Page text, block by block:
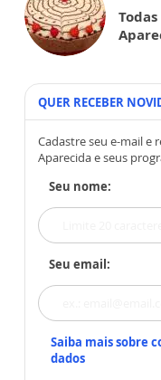
QUER RECEBER
Cadastre seu e-mail e
Aparecida e seus
Seu nome:
Seu email:
Saiba mais sobre
dados